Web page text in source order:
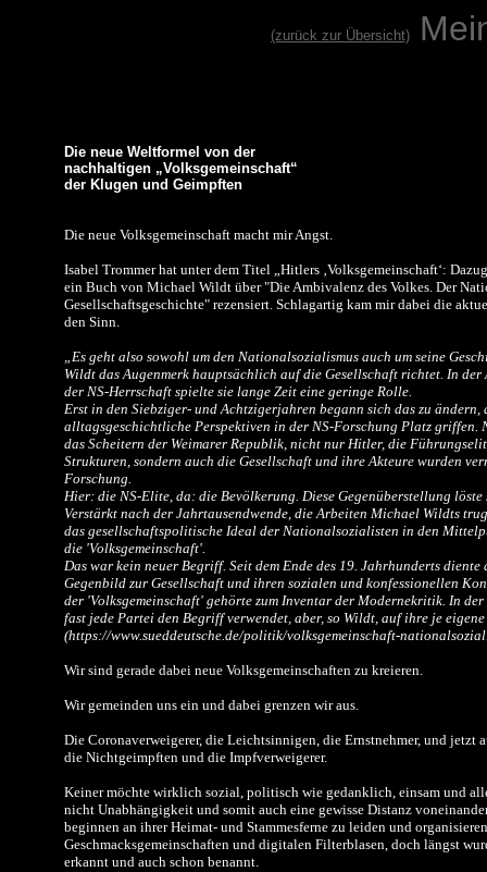
(zurück zur Übersicht)
Die neue Weltformel von der
nachhaltigen „Volksgemeinschaft“
der Klugen und Geimpften
Die neue Volksgemeinschaft macht mir Angst.
Isabel Trommer hat unter dem Titel „Hitlers ‚Volksgemeinschaft‘:
ein Buch von Michael Wildt über "Die Ambivalenz des Volkes. Der
Gesellschaftsgeschichte" rezensiert. Schlagartig kam mir dabei die
den Sinn.
„Es geht also sowohl um den Nationalsozialismus auch um seine
Wildt das Augenmerk hauptsächlich auf die Gesellschaft richtet. In der
der NS-Herrschaft spielte sie lange Zeit eine geringe Rolle.
Erst in den Siebziger- und Achtzigerjahren begann sich das zu ändern,
alltagsgeschichtliche Perspektiven in der NS-Forschung Platz griffen.
das Scheitern der Weimarer Republik, nicht nur Hitler, die
Strukturen, sondern auch die Gesellschaft und ihre Akteure wurden
Forschung.
Hier: die NS-Elite, da: die Bevölkerung. Diese Gegenüberstellung
Verstärkt nach der Jahrtausendwende, die Arbeiten Michael Wildts
das gesellschaftspolitische Ideal der Nationalsozialisten in den
die 'Volksgemeinschaft'.
Das war kein neuer Begriff. Seit dem Ende des 19. Jahrhunderts diente
Gegenbild zur Gesellschaft und ihren sozialen und konfessionellen
der 'Volksgemeinschaft' gehörte zum Inventar der Modernekritik. In
fast jede Partei den Begriff verwendet, aber, so Wildt, auf ihre je eigene
(https://www.sueddeutsche.de/politik/volksgemeinschaft-
Wir sind gerade dabei neue Volksgemeinschaften zu kreieren.
Wir gemeinden uns ein und dabei grenzen wir aus.
Die Coronaverweigerer, die Leichtsinnigen, die Ernstnehmer, und jetzt
die Nichtgeimpften und die Impfverweigerer.
Keiner möchte wirklich sozial, politisch wie gedanklich, einsam und
nicht Unabhängigkeit und somit auch eine gewisse Distanz
beginnen an ihrer Heimat- und Stammesferne zu leiden und
Geschmacksgemeinschaften und digitalen Filterblasen, doch längst
erkannt und auch schon benannt.